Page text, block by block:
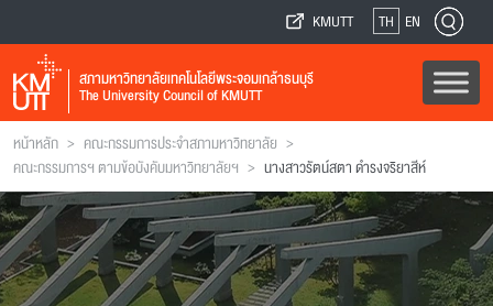
KMUTT TH EN
สภามหาวิทยาลัยเทคโนโลยีพระจอมเกล้าธนบุรี
The University Council of KMUTT
หน้าหลัก > คณะกรรมการประจำสภามหาวิทยาลัย >
คณะกรรมการฯ ตามข้อบังคับมหาวิทยาลัยฯ > นางสาวรัตน์สตา ดำรงจริยาสีห์